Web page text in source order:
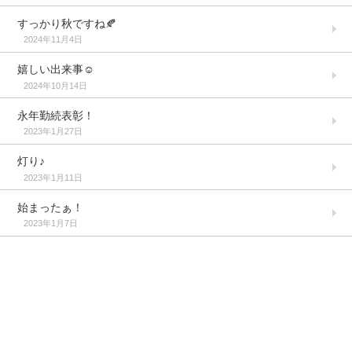
すっかり秋ですね🍂
2024年11月4日
嬉しい出来事☺️
2024年10月14日
永年勤続表彰！
2023年1月27日
灯り♪
2023年1月11日
始まったぁ！
2023年1月7日